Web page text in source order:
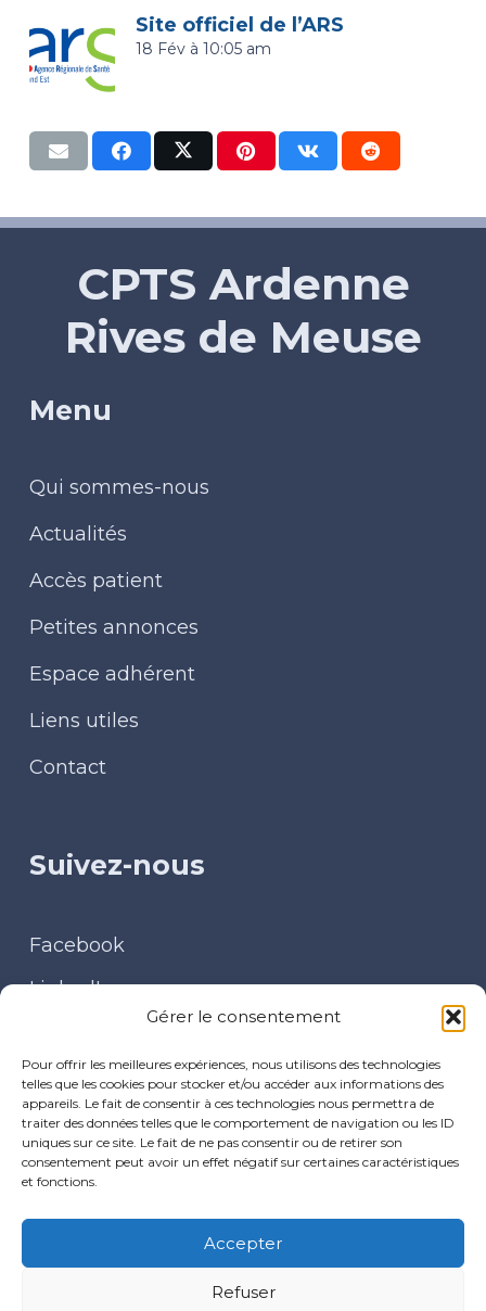
Gérer le consentement
Pour offrir les meilleures expériences, nous utilisons des technologies
telles que les cookies pour stocker et/ou accéder aux informations des
appareils. Le fait de consentir à ces technologies nous permettra de
traiter des données telles que le comportement de navigation ou les ID
uniques sur ce site. Le fait de ne pas consentir ou de retirer son
consentement peut avoir un effet négatif sur certaines caractéristiques
et fonctions.
Accepter
Refuser
Site officiel de l’ARS
18 Fév à 10:05 am
CPTS Ardenne
Rives de Meuse
Menu
Qui sommes-nous
Actualités
Accès patient
Petites annonces
Espace adhérent
Liens utiles
Contact
Suivez-nous
Facebook
LinkedIn
Contact
30 place du Baty – 08170 FUMAY
cpts.arm@gmail.com
Politiques de confidentialité